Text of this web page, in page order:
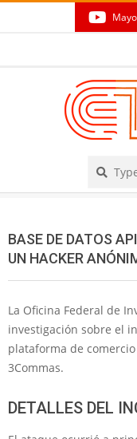
BASE DE DATOS
UN HACKER
La Oficina Federal de
investigación sobre el
plataforma de
3Commas.
DETALLES DEL